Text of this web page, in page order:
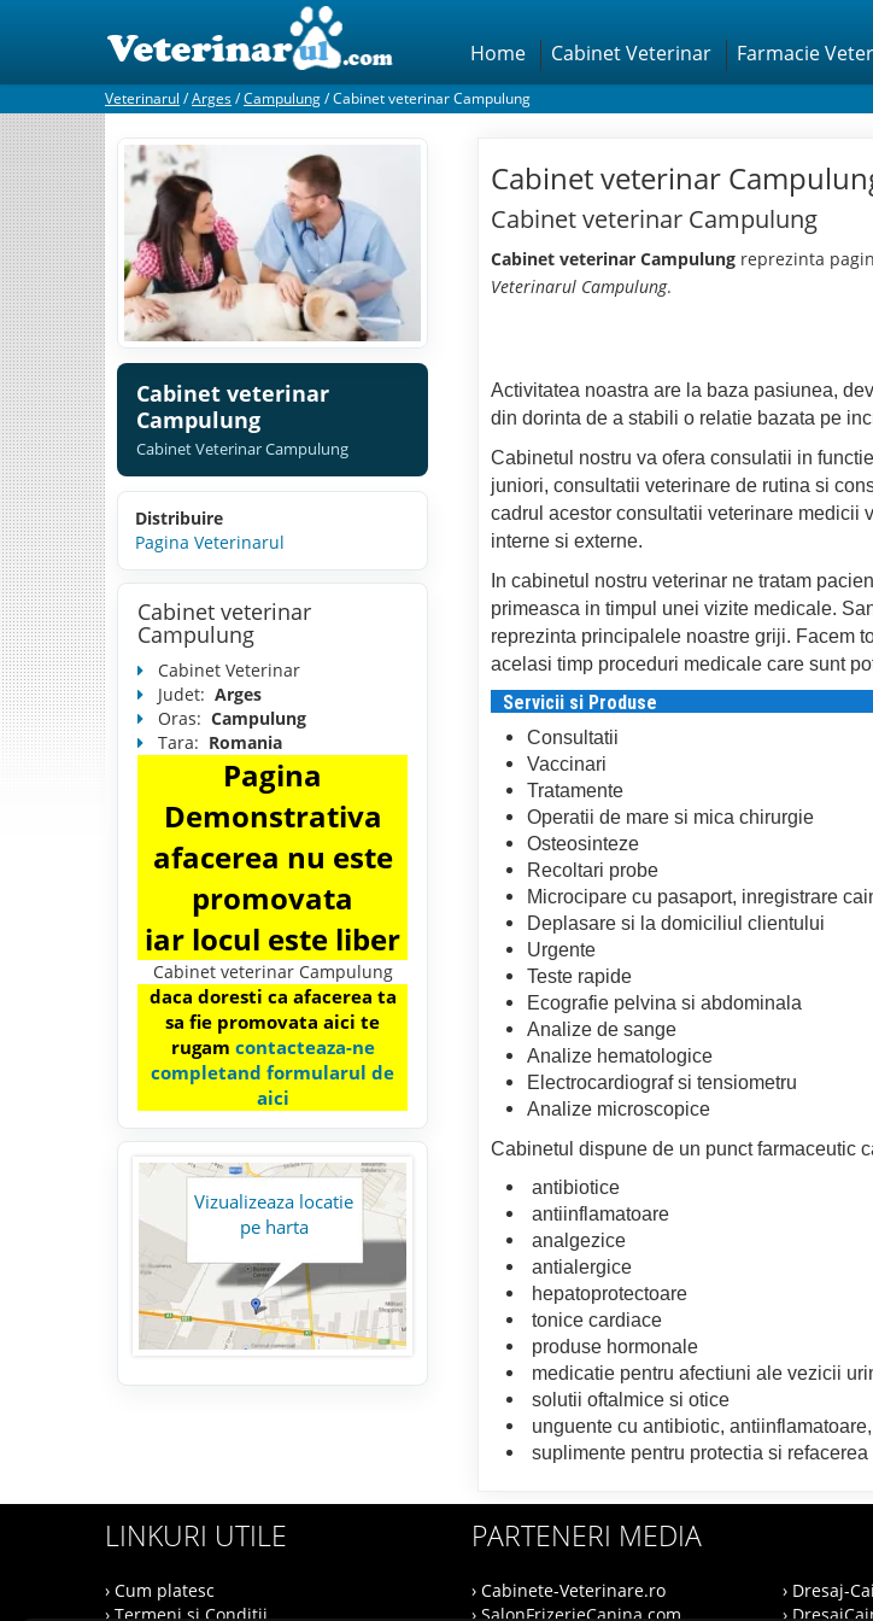
Home Cabinet Veterinar Farmacie
Veterinarul /Arges/Campulung/Cabinet veterinar Campulung
Cabinet veterinar
Campulung
Cabinet Veterinar Campulung
Distribuire
Pagina Veterinarul
Cabinet veterinar
Campulung
Cabinet Veterinar
Judet: Arges
Oras: Campulung
Tara: Romania
Pagina
Demonstrativa
afacerea nu este
promovata
iar locul este liber
Cabinet veterinar Campulung
daca doresti ca afacerea ta
sa fie promovata aici te
rugam contacteaza-ne
completand formularul de
aici
Vizualizeaza locatie
pe harta
Cabinet veterinar
Cabinet veterinar Campulung
Cabinet veterinar Campulung reprezinta
Veterinarul Campulung.
Activitatea noastra are la baza pasiunea,
din dorinta de a stabili o relatie bazata pe
Cabinetul nostru va ofera consulatii in
juniori, consultatii veterinare de rutina si
cadrul acestor consultatii veterinare medicii
interne si externe.
In cabinetul nostru veterinar ne tratam
primeasca in timpul unei vizite medicale.
reprezinta principalele noastre griji. Facem
acelasi timp proceduri medicale care sunt
Servicii si Produse
Consultatii
Vaccinari
Tratamente
Operatii de mare si mica chirurgie
Osteosinteze
Recoltari probe
Microcipare cu pasaport, inregistrare
Deplasare si la domiciliul clientului
Urgente
Teste rapide
Ecografie pelvina si abdominala
Analize de sange
Analize hematologice
Electrocardiograf si tensiometru
Analize microscopice
Cabinetul dispune de un punct farmaceutic
antibiotice
antiinflamatoare
analgezice
antialergice
hepatoprotectoare
tonice cardiace
produse hormonale
medicatie pentru afectiuni ale vezicii
solutii oftalmice si otice
unguente cu antibiotic,
suplimente pentru protectia si
LINKURI UTILE
› Cum platesc
› Termeni si Conditii
PARTENERI MEDIA
› Cabinete-Veterinare.ro
› SalonFrizerieCanina.com
› Dresaj-
›